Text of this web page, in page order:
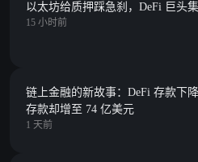
以太坊给质押踩急刹，DeFi 巨头
15 小时前
链上金融的新故事：DeFi 存款下
存款却增至 74 亿美元
1 天前